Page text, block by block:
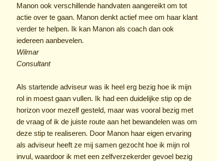
Manon ook verschillende handvaten aangereikt om tot
actie over te gaan. Manon denkt actief mee om haar klant
verder te helpen. Ik kan Manon als coach dan ook
iedereen aanbevelen.
Wilmar
Consultant
Als startende adviseur was ik heel erg bezig hoe ik mijn
rol in moest gaan vullen. Ik had een duidelijke stip op de
horizon voor mezelf gesteld, maar was vooral bezig met
de vraag of ik de juiste route aan het bewandelen was om
deze stip te realiseren. Door Manon haar eigen ervaring
als adviseur heeft ze mij samen gezocht hoe ik mijn rol
invul, waardoor ik met een zelfverzekerder gevoel bezig